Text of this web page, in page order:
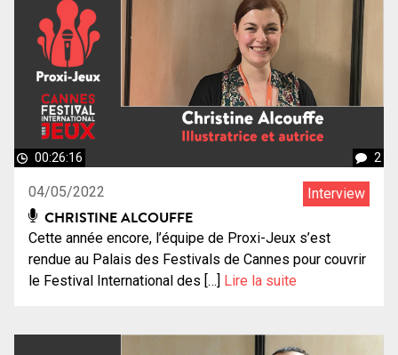
00:26:16 2
04/05/2022 Interview
CHRISTINE ALCOUFFE
Cette année encore, l’équipe de Proxi-Jeux s’est
rendue au Palais des Festivals de Cannes pour couvrir
le Festival International des […] Lire la suite